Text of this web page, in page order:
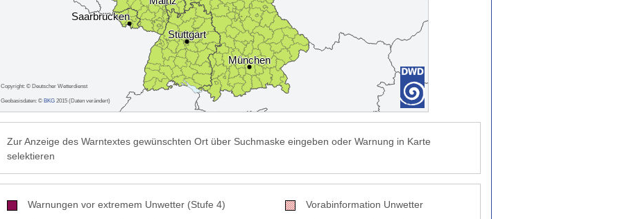
Copyright: © Deutscher Wetterdienst
Geobasisdaten: © BKG 2015 (Daten verändert)
Zur Anzeige des Warntextes gewünschten Ort über Suchmaske eingeben oder Warnung in Karte
selektieren
Warnungen vor extremem Unwetter (Stufe 4)
Vorabinformation Unwetter